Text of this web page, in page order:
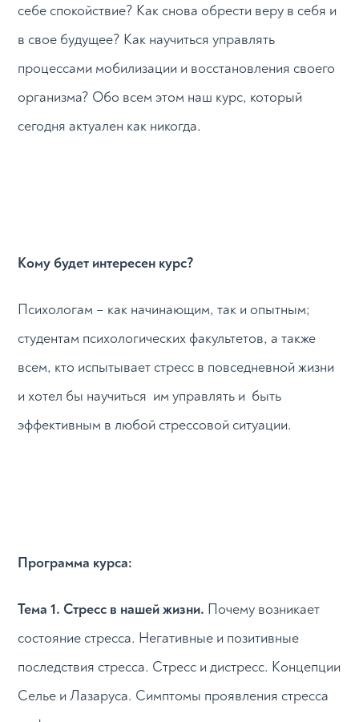
себе спокойствие? Как снова обрести веру в себя и
в свое будущее? Как научиться управлять
процессами мобилизации и восстановления своего
организма? Обо всем этом наш курс, который
сегодня актуален как никогда.
Кому будет интересен курс?
Психологам – как начинающим, так и опытным;
студентам психологических факультетов, а также
всем, кто испытывает стресс в повседневной жизни
и хотел бы научиться им управлять и быть
эффективным в любой стрессовой ситуации.
Программа курса:
Тема 1. Стресс в нашей жизни. Почему возникает
состояние стресса. Негативные и позитивные
последствия стресса. Стресс и дистресс. Концепции
Селье и Лазаруса. Симптомы проявления стресса